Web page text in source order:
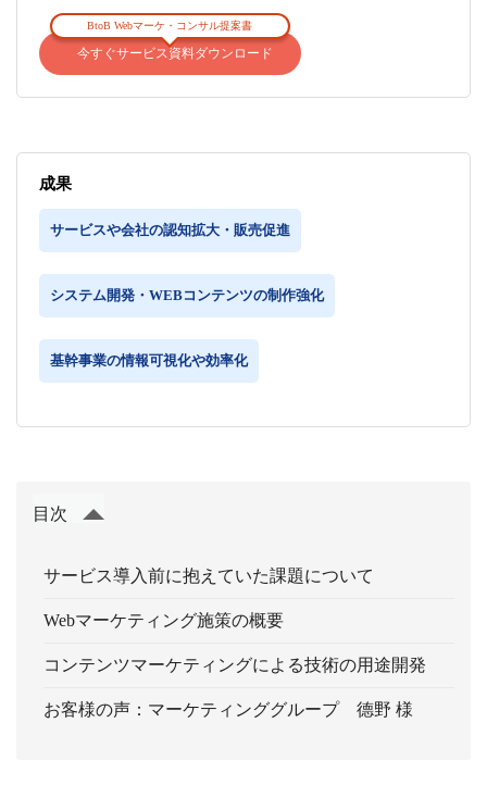
BtoB Webマーケ・コンサル提案書
今すぐサービス資料ダウンロード
成果
サービスや会社の認知拡大・販売促進
システム開発・WEBコンテンツの制作強化
基幹事業の情報可視化や効率化
目次
サービス導入前に抱えていた課題について
Webマーケティング施策の概要
コンテンツマーケティングによる技術の用途開発
お客様の声：マーケティンググループ 德野 様